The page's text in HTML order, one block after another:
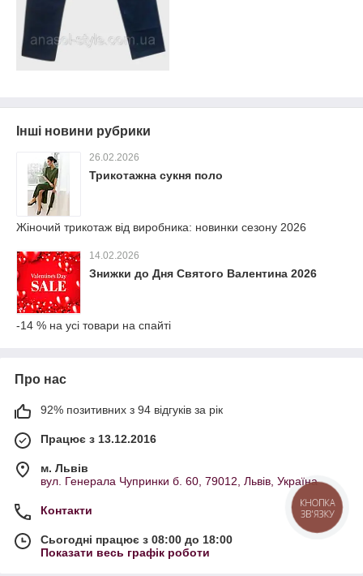
Інші новини рубрики
26.02.2026
Трикотажна сукня поло
Жіночий трикотаж від виробника: новинки сезону 2026
14.02.2026
Знижки до Дня Святого Валентина 2026
-14 % на усі товари на спайті
Про нас
92% позитивних з 94 відгуків за рік
Працює з 13.12.2016
м. Львів
вул. Генерала Чупринки б. 60, 79012, Львів, Україна
Контакти
Сьогодні працює з 08:00 до 18:00
Показати весь графік роботи
КНОПКА
ЗВ'ЯЗКУ